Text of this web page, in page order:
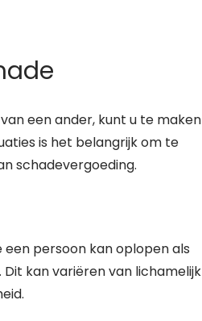
een ander, kunt u te maken
is het belangrijk om te
schadevergoeding.
persoon kan oplopen als
kan variëren van lichamelijk